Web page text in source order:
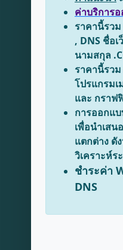
ค่าบริการ
ราคานี้รวม
, DNS ชื่อเ
นามสกุล
ราคานี้รว
โปรแกรมเ
และ กราฟ
การออกแบ
เพื่อนำเส
แตกต่าง ดั
วิเคราะห์ร
ชำระค่า
DNS